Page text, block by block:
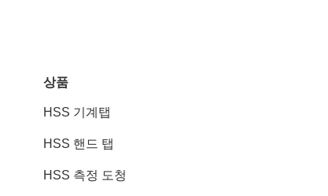
상품
HSS 기계탭
HSS 핸드 탭
HSS 측정 도청